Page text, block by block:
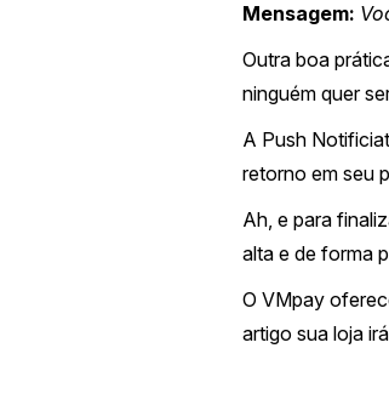
Mensagem:
Outra boa
ninguém quer
A Push
retorno em seu
Ah, e para
alta e de forma
O VMpay
artigo sua loja